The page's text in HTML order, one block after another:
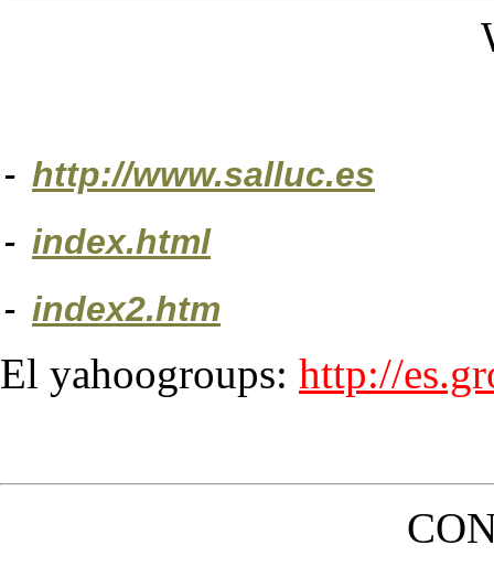
- http://www.salluc.es
- index.html
- index2.htm
El yahoogroups: http://